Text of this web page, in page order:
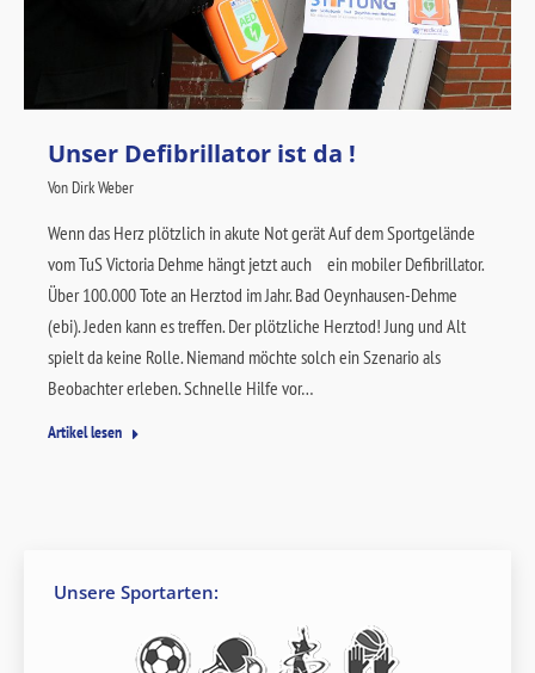
Unser Defibrillator ist da !
Von Dirk Weber
Wenn das Herz plötzlich in akute Not gerät Auf dem Sportgelände
vom TuS Victoria Dehme hängt jetzt auch ein mobiler Defibrillator.
Über 100.000 Tote an Herztod im Jahr. Bad Oeynhausen-Dehme
(ebi). Jeden kann es treffen. Der plötzliche Herztod! Jung und Alt
spielt da keine Rolle. Niemand möchte solch ein Szenario als
Beobachter erleben. Schnelle Hilfe vor…
Artikel lesen
Unsere Sportarten: